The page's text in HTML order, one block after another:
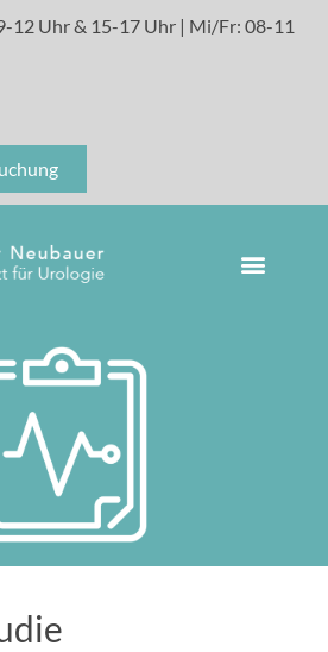
12 Uhr & 15-17 Uhr | Mi/Fr: 08-11